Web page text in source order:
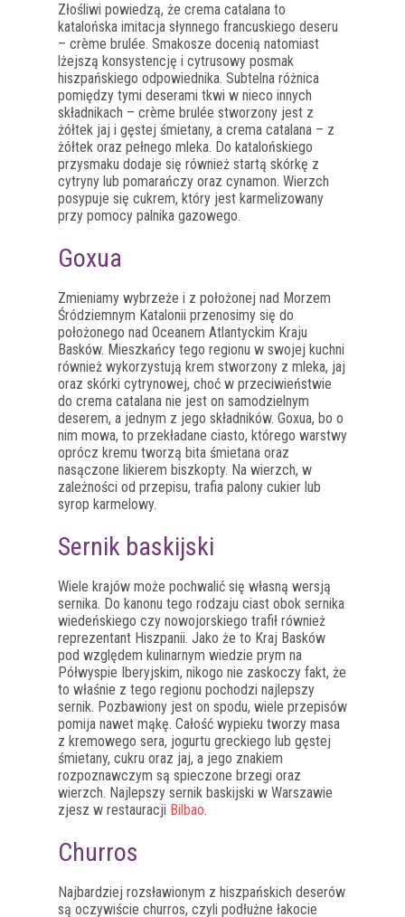
Złośliwi powiedzą, że crema catalana to
katalońska imitacja słynnego francuskiego deseru
– crème brulée. Smakosze docenią natomiast
lżejszą konsystencję i cytrusowy posmak
hiszpańskiego odpowiednika. Subtelna różnica
pomiędzy tymi deserami tkwi w nieco innych
składnikach – crème brulée stworzony jest z
żółtek jaj i gęstej śmietany, a crema catalana – z
żółtek oraz pełnego mleka. Do katalońskiego
przysmaku dodaje się również startą skórkę z
cytryny lub pomarańczy oraz cynamon. Wierzch
posypuje się cukrem, który jest karmelizowany
przy pomocy palnika gazowego.
Goxua
Zmieniamy wybrzeże i z położonej nad Morzem
Śródziemnym Katalonii przenosimy się do
położonego nad Oceanem Atlantyckim Kraju
Basków. Mieszkańcy tego regionu w swojej kuchni
również wykorzystują krem stworzony z mleka, jaj
oraz skórki cytrynowej, choć w przeciwieństwie
do crema catalana nie jest on samodzielnym
deserem, a jednym z jego składników. Goxua, bo o
nim mowa, to przekładane ciasto, którego warstwy
oprócz kremu tworzą bita śmietana oraz
nasączone likierem biszkopty. Na wierzch, w
zależności od przepisu, trafia palony cukier lub
syrop karmelowy.
Sernik baskijski
Wiele krajów może pochwalić się własną wersją
sernika. Do kanonu tego rodzaju ciast obok sernika
wiedeńskiego czy nowojorskiego trafił również
reprezentant Hiszpanii. Jako że to Kraj Basków
pod względem kulinarnym wiedzie prym na
Półwyspie Iberyjskim, nikogo nie zaskoczy fakt, że
to właśnie z tego regionu pochodzi najlepszy
sernik. Pozbawiony jest on spodu, wiele przepisów
pomija nawet mąkę. Całość wypieku tworzy masa
z kremowego sera, jogurtu greckiego lub gęstej
śmietany, cukru oraz jaj, a jego znakiem
rozpoznawczym są spieczone brzegi oraz
wierzch. Najlepszy sernik baskijski w Warszawie
zjesz w restauracji Bilbao.
Churros
Najbardziej rozsławionym z hiszpańskich deserów
są oczywiście churros, czyli podłużne łakocie